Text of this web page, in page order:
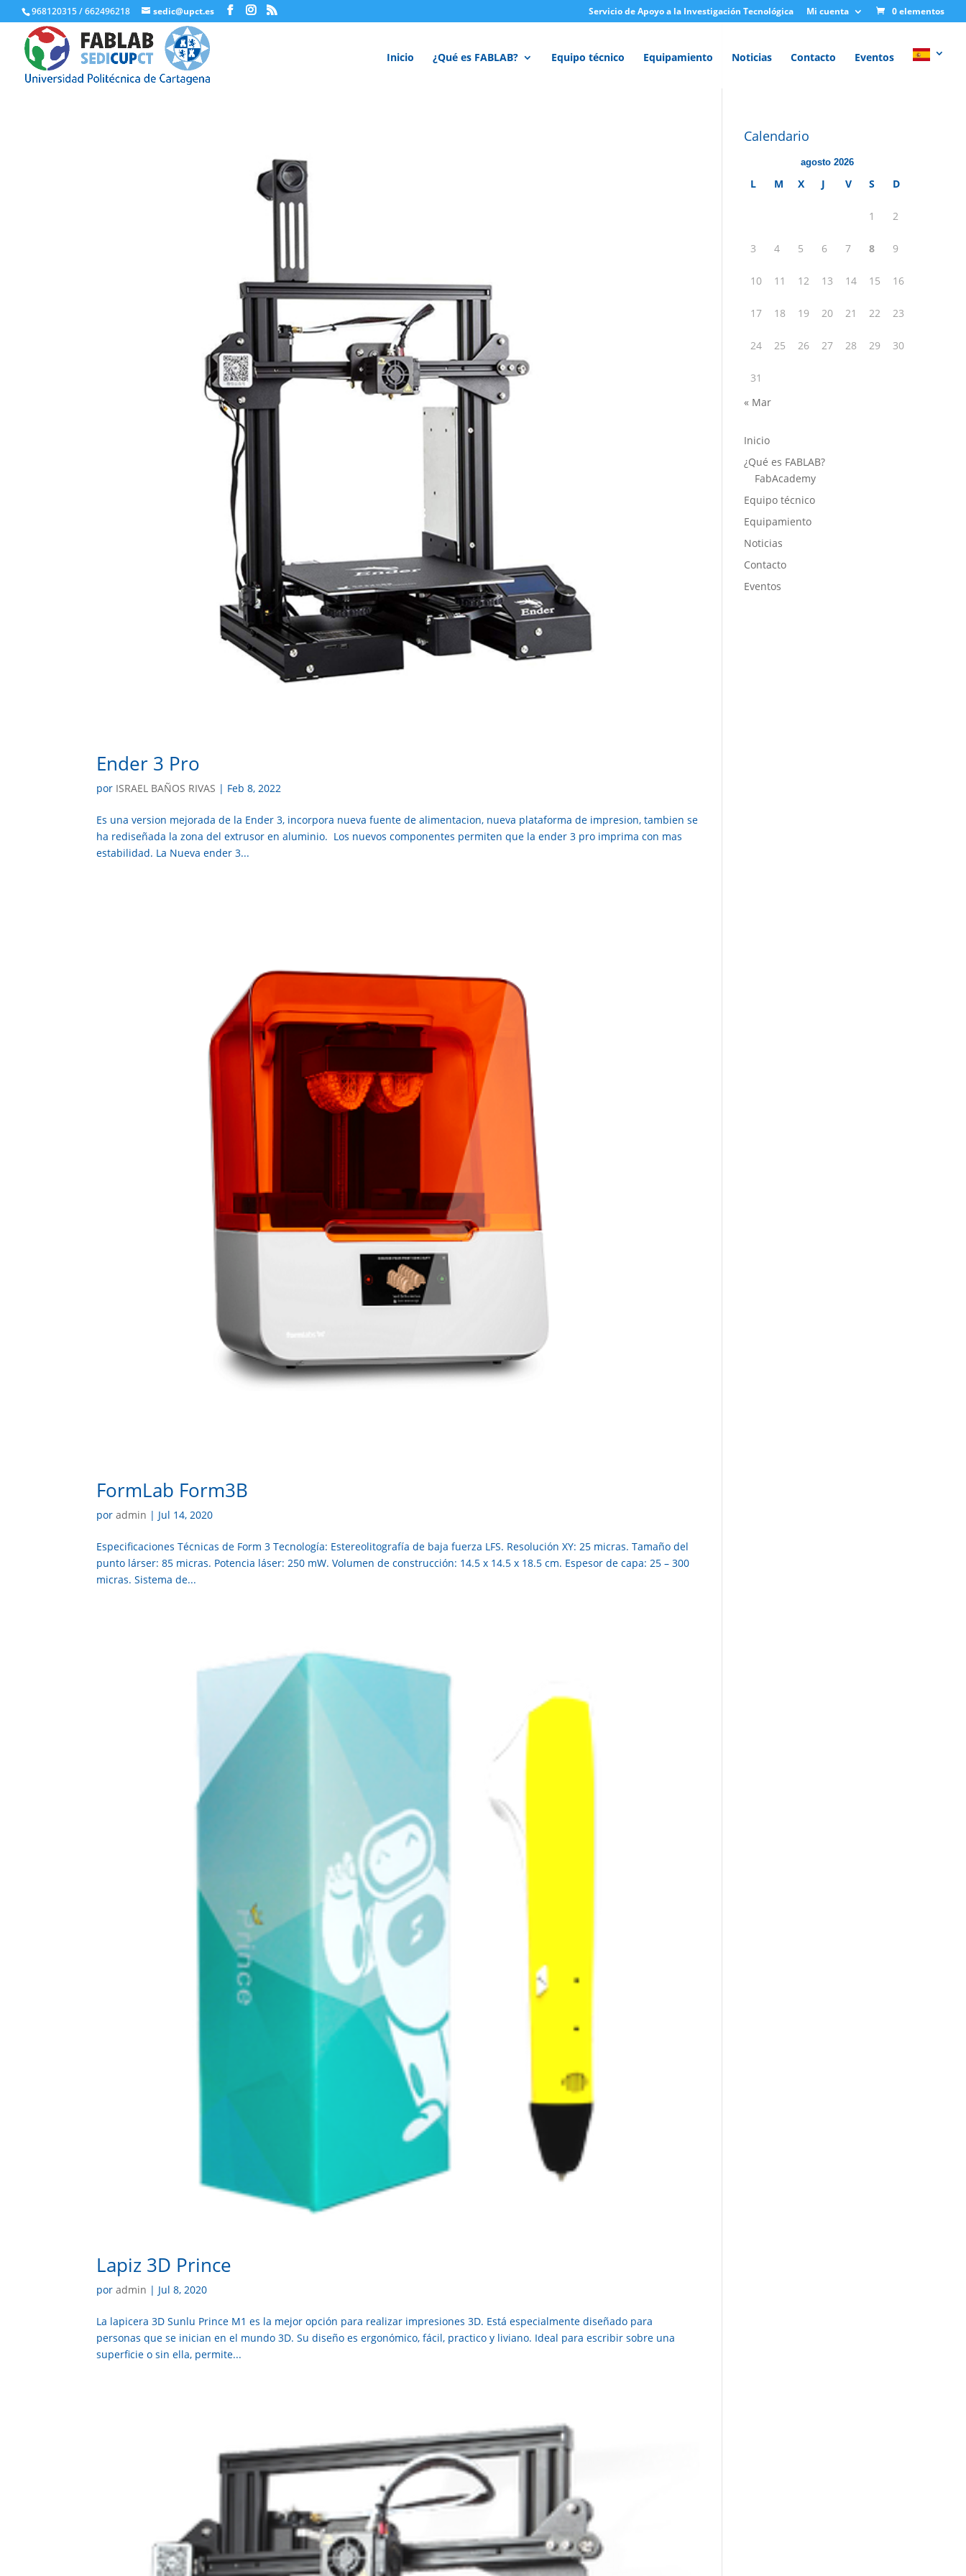
968120315 / 662496218 sedic@upct.es Servicio de Apoyo a la Investigación Tecnológica Mi cuenta 0 elementos
Inicio ¿Qué es FABLAB? Equipo técnico Equipamiento Noticias Contacto Eventos
Ender 3 Pro
por ISRAEL BAÑOS RIVAS | Feb 8, 2022
Es una version mejorada de la Ender 3, incorpora nueva fuente de alimentacion, nueva plataforma de impresion, tambien se
ha rediseñada la zona del extrusor en aluminio. Los nuevos componentes permiten que la ender 3 pro imprima con mas
estabilidad. La Nueva ender 3...
FormLab Form3B
poradmin | Jul 14, 2020
Especificaciones Técnicas de Form 3 Tecnología: Estereolitografía de baja fuerza LFS. Resolución XY: 25 micras. Tamaño del
punto lárser: 85 micras. Potencia láser: 250 mW. Volumen de construcción: 14.5 x 14.5 x 18.5 cm. Espesor de capa: 25 – 300
micras. Sistema de...
Lapiz 3D Prince
poradmin | Jul 8, 2020
La lapicera 3D Sunlu Prince M1 es la mejor opción para realizar impresiones 3D. Está especialmente diseñado para
personas que se inician en el mundo 3D. Su diseño es ergonómico, fácil, practico y liviano. Ideal para escribir sobre una
superficie o sin ella, permite...
Calendario
agosto 2026
L M X J V S D
1 2
3 4 5 6 7 8 9
10 11 12 13 14 15 16
17 18 19 20 21 22 23
24 25 26 27 28 29 30
31
« Mar
Inicio
¿Qué es FABLAB?
FabAcademy
Equipo técnico
Equipamiento
Noticias
Contacto
Eventos